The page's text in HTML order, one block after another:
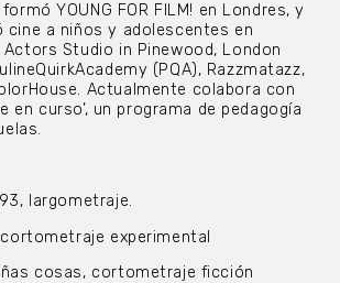
YOUNG FOR FILM! en Londres, y
cine a niños y adolescentes en
Studio in Pinewood, London
(PQA), Razzmatazz,
Actualmente colabora con
en curso’, un programa de pedagogía
largometraje.
experimental
cosas, cortometraje ficción